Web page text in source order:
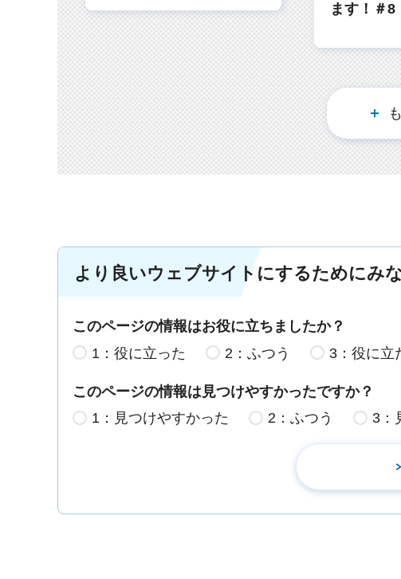
ます！＃8
より良いウェブサイトにするためにみ
このページの情報はお役に立ちましたか？
1：役に立った
2：ふつう 3：役に立
このページの情報は見つけやすかったですか？
1：見つけやすかった
2：ふつう 3：